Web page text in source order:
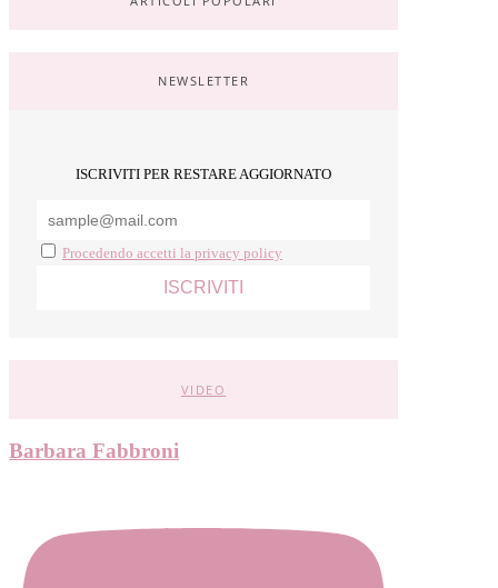
NEWSLETTER
ISCRIVITI PER RESTARE AGGIORNATO
Procedendo accetti la privacy policy
VIDEO
Barbara Fabbroni